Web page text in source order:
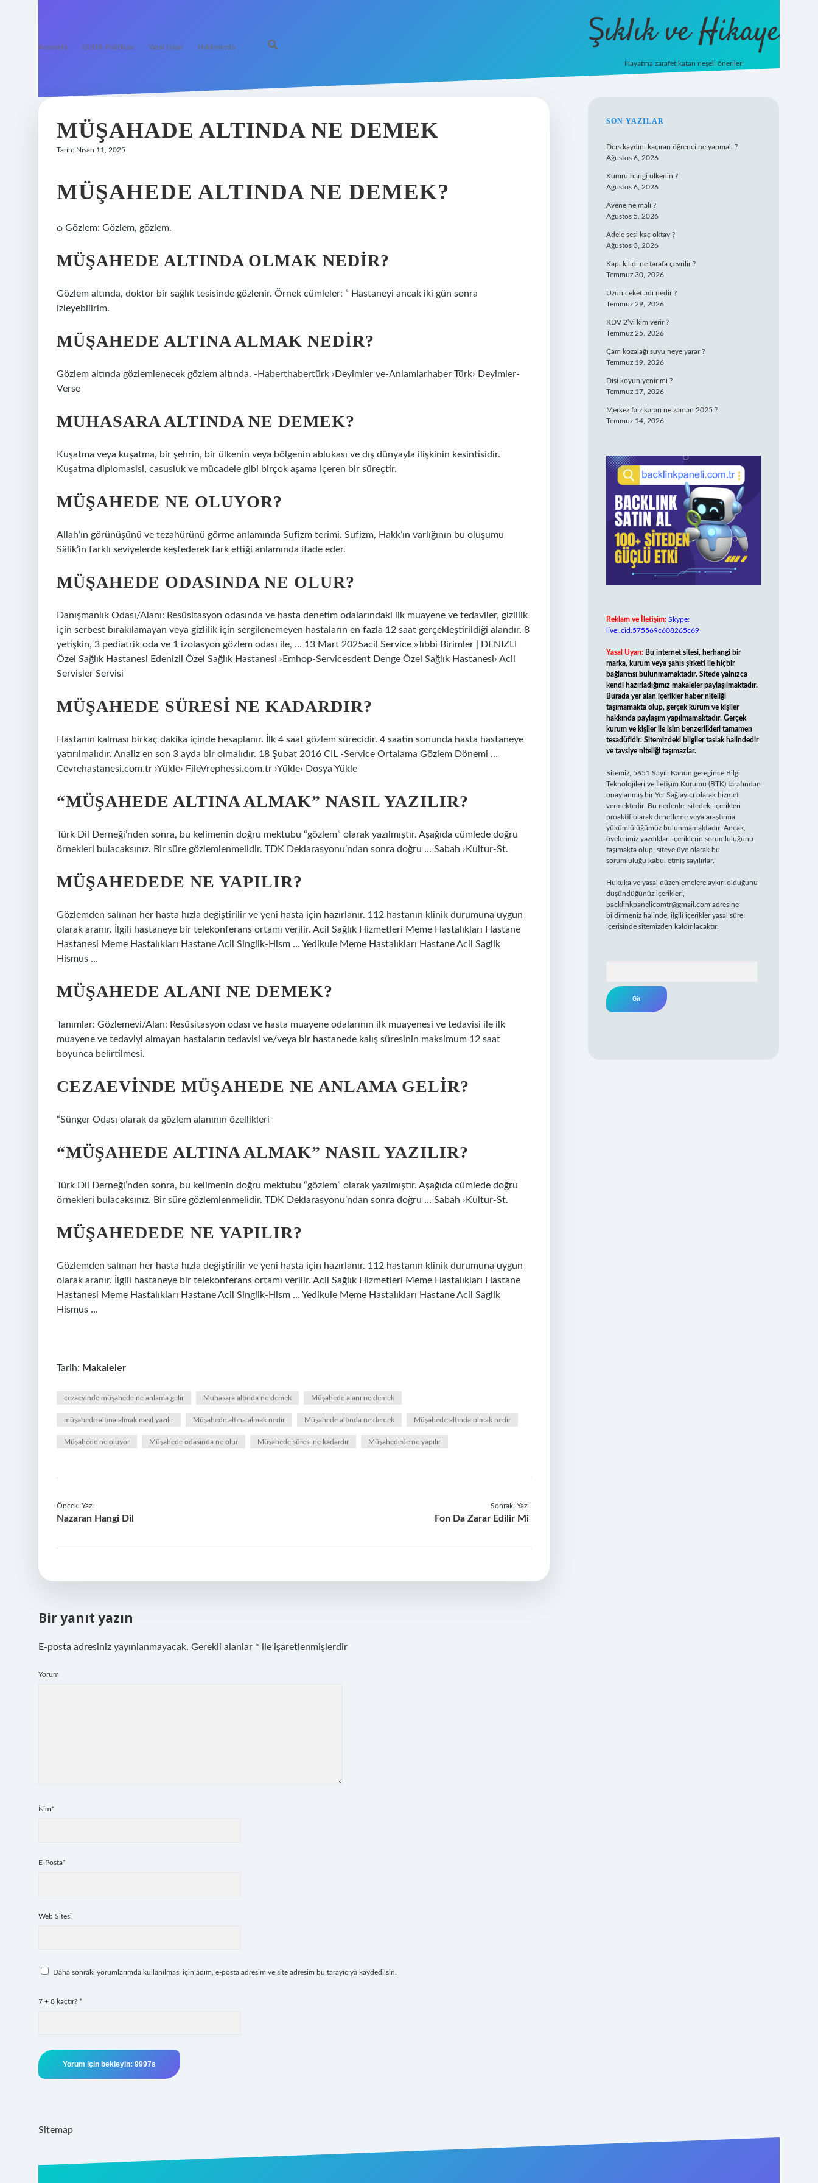
Anasayfa Gizlilik Politikası Yasal Uyarı Hakkımızda Şıklık ve Hikaye
Hayatına zarafet katan neşeli öneriler!
MÜŞAHADE ALTINDA NE DEMEK
Tarih: Nisan 11, 2025
MÜŞAHEDE ALTINDA NE DEMEK?
ѻ Gözlem: Gözlem, gözlem.
MÜŞAHEDE ALTINDA OLMAK NEDIR?
Gözlem altında, doktor bir sağlık tesisinde gözlenir. Örnek cümleler: ” Hastaneyi ancak iki gün sonra
izleyebilirim.
MÜŞAHEDE ALTINA ALMAK NEDIR?
Gözlem altında gözlemlenecek gözlem altında. -Haberthabertürk ›Deyimler ve-Anlamlarhaber Türk› Deyimler-
Verse
MUHASARA ALTINDA NE DEMEK?
Kuşatma veya kuşatma, bir şehrin, bir ülkenin veya bölgenin ablukası ve dış dünyayla ilişkinin kesintisidir.
Kuşatma diplomasisi, casusluk ve mücadele gibi birçok aşama içeren bir süreçtir.
MÜŞAHEDE NE OLUYOR?
Allah’ın görünüşünü ve tezahürünü görme anlamında Sufizm terimi. Sufizm, Hakk’ın varlığının bu oluşumu
Sâlik’in farklı seviyelerde keşfederek fark ettiği anlamında ifade eder.
MÜŞAHEDE ODASINDA NE OLUR?
Danışmanlık Odası/Alanı: Resüsitasyon odasında ve hasta denetim odalarındaki ilk muayene ve tedaviler, gizlilik
için serbest bırakılamayan veya gizlilik için sergilenemeyen hastaların en fazla 12 saat gerçekleştirildiği alandır. 8
yetişkin, 3 pediatrik oda ve 1 izolasyon gözlem odası ile, … 13 Mart 2025acil Service »Tıbbi Birimler | DENIZLI
Özel Sağlık Hastanesi Edenizli Özel Sağlık Hastanesi ›Emhop-Servicesdent Denge Özel Sağlık Hastanesi› Acil
Servisler Servisi
MÜŞAHEDE SÜRESI NE KADARDIR?
Hastanın kalması birkaç dakika içinde hesaplanır. İlk 4 saat gözlem sürecidir. 4 saatin sonunda hasta hastaneye
yatırılmalıdır. Analiz en son 3 ayda bir olmalıdır. 18 Şubat 2016 CIL -Service Ortalama Gözlem Dönemi …
Cevrehastanesi.com.tr ›Yükle› FileVrephessi.com.tr ›Yükle› Dosya Yükle
“MÜŞAHEDE ALTINA ALMAK” NASIL YAZILIR?
Türk Dil Derneği’nden sonra, bu kelimenin doğru mektubu “gözlem” olarak yazılmıştır. Aşağıda cümlede doğru
örnekleri bulacaksınız. Bir süre gözlemlenmelidir. TDK Deklarasyonu’ndan sonra doğru … Sabah ›Kultur-St.
MÜŞAHEDEDE NE YAPILIR?
Gözlemden salınan her hasta hızla değiştirilir ve yeni hasta için hazırlanır. 112 hastanın klinik durumuna uygun
olarak aranır. İlgili hastaneye bir telekonferans ortamı verilir. Acil Sağlık Hizmetleri Meme Hastalıkları Hastane
Hastanesi Meme Hastalıkları Hastane Acil Singlik-Hism … Yedikule Meme Hastalıkları Hastane Acil Saglik
Hismus …
MÜŞAHEDE ALANI NE DEMEK?
Tanımlar: Gözlemevi/Alan: Resüsitasyon odası ve hasta muayene odalarının ilk muayenesi ve tedavisi ile ilk
muayene ve tedaviyi almayan hastaların tedavisi ve/veya bir hastanede kalış süresinin maksimum 12 saat
boyunca belirtilmesi.
CEZAEVINDE MÜŞAHEDE NE ANLAMA GELIR?
“Sünger Odası olarak da gözlem alanının özellikleri
“MÜŞAHEDE ALTINA ALMAK” NASIL YAZILIR?
Türk Dil Derneği’nden sonra, bu kelimenin doğru mektubu “gözlem” olarak yazılmıştır. Aşağıda cümlede doğru
örnekleri bulacaksınız. Bir süre gözlemlenmelidir. TDK Deklarasyonu’ndan sonra doğru … Sabah ›Kultur-St.
MÜŞAHEDEDE NE YAPILIR?
Gözlemden salınan her hasta hızla değiştirilir ve yeni hasta için hazırlanır. 112 hastanın klinik durumuna uygun
olarak aranır. İlgili hastaneye bir telekonferans ortamı verilir. Acil Sağlık Hizmetleri Meme Hastalıkları Hastane
Hastanesi Meme Hastalıkları Hastane Acil Singlik-Hism … Yedikule Meme Hastalıkları Hastane Acil Saglik
Hismus …
Tarih: Makaleler
cezaevinde müşahede ne anlama gelir Muhasara altında ne demek Müşahede alanı ne demek
müşahede altına almak nasıl yazılır Müşahede altına almak nedir Müşahede altında ne demek Müşahede altında olmak nedir
Müşahede ne oluyor Müşahede odasında ne olur Müşahede süresi ne kadardır Müşahedede ne yapılır
Önceki Yazı
Nazaran Hangi Dil
Sonraki Yazı
Fon Da Zarar Edilir Mi
Bir yanıt yazın
E-posta adresiniz yayınlanmayacak. Gerekli alanlar * ile işaretlenmişlerdir
Yorum
İsim*
E-Posta*
Web Sitesi
Daha sonraki yorumlarımda kullanılması için adım, e-posta adresim ve site adresim bu tarayıcıya kaydedilsin.
7 + 8 kaçtır? *
Sitemap
SIDEBAR
SON YAZILAR
Ders kaydını kaçıran öğrenci ne yapmalı ?
Ağustos 6, 2026
Kumru hangi ülkenin ?
Ağustos 6, 2026
Avene ne malı ?
Ağustos 5, 2026
Adele sesi kaç oktav ?
Ağustos 3, 2026
Kapı kilidi ne tarafa çevrilir ?
Temmuz 30, 2026
Uzun ceket adı nedir ?
Temmuz 29, 2026
KDV 2’yi kim verir ?
Temmuz 25, 2026
Çam kozalağı suyu neye yarar ?
Temmuz 19, 2026
Dişi koyun yenir mi ?
Temmuz 17, 2026
Merkez faiz kararı ne zaman 2025 ?
Temmuz 14, 2026
Reklam ve İletişim: Skype:
live:.cid.575569c608265c69
Yasal Uyarı: Bu internet sitesi, herhangi bir
marka, kurum veya şahıs şirketi ile hiçbir
bağlantısı bulunmamaktadır. Sitede yalnızca
kendi hazırladığımız makaleler paylaşılmaktadır.
Burada yer alan içerikler haber niteliği
taşımamakta olup, gerçek kurum ve kişiler
hakkında paylaşım yapılmamaktadır. Gerçek
kurum ve kişiler ile isim benzerlikleri tamamen
tesadüfidir. Sitemizdeki bilgiler taslak halindedir
ve tavsiye niteliği taşımazlar.
Sitemiz, 5651 Sayılı Kanun gereğince Bilgi
Teknolojileri ve İletişim Kurumu (BTK) tarafından
onaylanmış bir Yer Sağlayıcı olarak hizmet
vermektedir. Bu nedenle, sitedeki içerikleri
proaktif olarak denetleme veya araştırma
yükümlülüğümüz bulunmamaktadır. Ancak,
üyelerimiz yazdıkları içeriklerin sorumluluğunu
taşımakta olup, siteye üye olarak bu
sorumluluğu kabul etmiş sayılırlar.
Hukuka ve yasal düzenlemelere aykırı olduğunu
düşündüğünüz içerikleri,
backlinkpanelicomtr@gmail.com adresine
bildirmeniz halinde, ilgili içerikler yasal süre
içerisinde sitemizden kaldırılacaktır.